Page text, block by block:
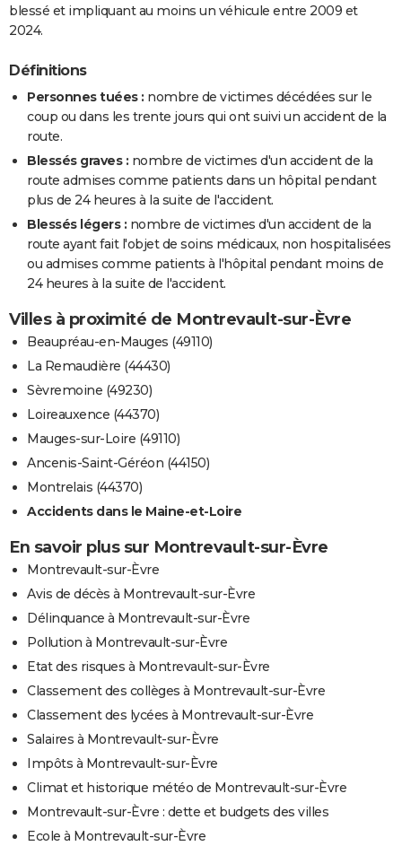
blessé et impliquant au moins un véhicule entre 2009 et
2024.
Définitions
Personnes tuées : nombre de victimes décédées sur le
coup ou dans les trente jours qui ont suivi un accident de la
route.
Blessés graves : nombre de victimes d'un accident de la
route admises comme patients dans un hôpital pendant
plus de 24 heures à la suite de l'accident.
Blessés légers : nombre de victimes d'un accident de la
route ayant fait l'objet de soins médicaux, non hospitalisées
ou admises comme patients à l'hôpital pendant moins de
24 heures à la suite de l'accident.
Villes à proximité de Montrevault-sur-Èvre
Beaupréau-en-Mauges (49110)
La Remaudière (44430)
Sèvremoine (49230)
Loireauxence (44370)
Mauges-sur-Loire (49110)
Ancenis-Saint-Géréon (44150)
Montrelais (44370)
Accidents dans le Maine-et-Loire
En savoir plus sur Montrevault-sur-Èvre
Montrevault-sur-Èvre
Avis de décès à Montrevault-sur-Èvre
Délinquance à Montrevault-sur-Èvre
Pollution à Montrevault-sur-Èvre
Etat des risques à Montrevault-sur-Èvre
Classement des collèges à Montrevault-sur-Èvre
Classement des lycées à Montrevault-sur-Èvre
Salaires à Montrevault-sur-Èvre
Impôts à Montrevault-sur-Èvre
Climat et historique météo de Montrevault-sur-Èvre
Montrevault-sur-Èvre : dette et budgets des villes
Ecole à Montrevault-sur-Èvre